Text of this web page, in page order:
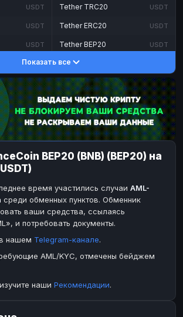
USDT
USDT
USDT
DASH
TON
DOGE
TRON
BCH
ETC
XRP
Tether TRC20 USDT
Tether ERC20 USDT
Tether BEP20 USDT
DASH
Toncoin TON
Dogecoin DOGE
TRX TRON
Bitcoin Cash BCH
BinanceCoin BEP20
Ripple
USD
USD
Paxum
Payoneer
Показать все
BEP20 (BNB) (BEP20) на
время участились случаи AML-
среди обменных пунктов. Обменник
ваши средства, ссылаясь
и потребовать документы.
нашем Telegram-канале.
AML/KYC, отмечены бейджем
наши Рекомендации.